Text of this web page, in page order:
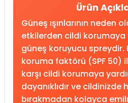
Ürün
Güneş ışınlarının neden
etkilerden cildi korumaya
güneş koruyucu spreydir.
koruma faktörü (SPF 50)
karşı cildi korumaya
dayanıklıdır ve cildinizde
bırakmadan kolayca